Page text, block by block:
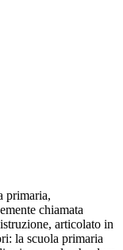
primaria,
chiamata
articolato in
la scuola primaria